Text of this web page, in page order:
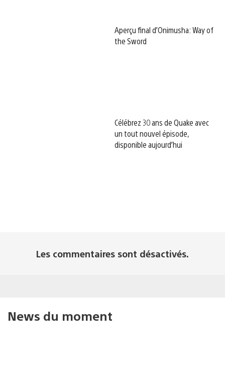
Aperçu final d’Onimusha: Way of
the Sword
Célébrez 30 ans de Quake avec
un tout nouvel épisode,
disponible aujourd’hui
Les commentaires sont désactivés.
News du moment